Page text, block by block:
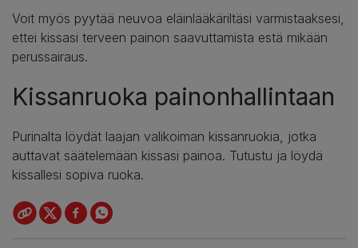
Voit myös pyytää neuvoa eläinlääkäriltäsi varmistaaksesi,
ettei kissasi terveen painon saavuttamista estä mikään
perussairaus.
Kissanruoka painonhallintaan
Purinalta löydät laajan valikoiman kissanruokia, jotka
auttavat säätelemään kissasi painoa. Tutustu ja löydä
kissallesi sopiva ruoka.